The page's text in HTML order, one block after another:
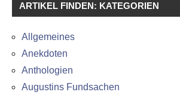
ARTIKEL FINDEN: KATEGORIEN
Allgemeines
Anekdoten
Anthologien
Augustins Fundsachen